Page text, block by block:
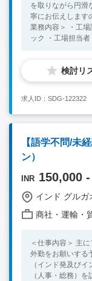
を取りながら円滑
寧にお伝えします
業務内容＞ ・工
ック ・工場担当
レポートや報告
画のサポート ※出張は基本的に毎週あり、週に1〜3都市程度の
国内移動がありま
コインバトールなどインド全土 ＜必
スレベルの英語力
ーションが可能な
方 ・PCスキル（
験の方でも応募可能です◎ ＜歓迎スキル・経
ける品質管理また
管理経験 ・イン
検討リ
求人ID：SDG-122322
【語学不問/未
ン）
INR 150,000
インド グルガ
商社・運輸・
＜仕事内容＞ 主
外勤をお願いする予定です。 ・日本人
（インド発及び
（人事・総務）